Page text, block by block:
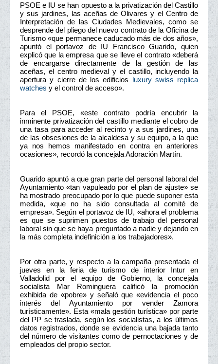
PSOE e IU se han opuesto a la privatización del Castillo
y sus jardines, las aceñas de Olivares y el Centro de
Interpretación de las Ciudades Medievales, como se
desprende del pliego del nuevo contrato de la Oficina de
Turismo «que permanece caducado más de dos años»,
apuntó el portavoz de IU Francisco Guarido, quien
explicó que la empresa que se lleve el contrato «deberá
de encargarse directamente de la gestión de las
aceñas, el centro medieval y el castillo, incluyendo la
apertura y cierre de los edificios luxury swiss replica
watches y el control de acceso».
Para el PSOE, «este contrato podría encubrir la
inminente privatización del castillo mediante el cobro de
una tasa para acceder al recinto y a sus jardines, una
de las obsesiones de la alcaldesa y su equipo, a la que
ya nos hemos manifestado en contra en anteriores
ocasiones», recordó la concejala Adoración Martín.
Guarido apuntó a que gran parte del personal laboral del
Ayuntamiento «tan vapuleado por el plan de ajuste» se
ha mostrado preocupado por lo que puede suponer esta
medida, «que no ha sido consultada al comité de
empresa». Según el portavoz de IU, «ahora el problema
es que se suprimen puestos de trabajo del personal
laboral sin que se haya preguntado a nadie y dejando en
la más completa indefinición a los trabajadores».
Por otra parte, y respecto a la campaña presentada el
jueves en la feria de turismo de interior Intur en
Valladolid por el equipo de Gobierno, la concejala
socialista Mar Rominguera calificó la promoción
exhibida de «pobre» y señaló que «evidencia el poco
interés del Ayuntamiento por vender Zamora
turísticamente». Esta «mala gestión turística» por parte
del PP se traslada, según los socialistas, a los últimos
datos registrados, donde se evidencia una bajada tanto
del número de visitantes como de pernoctaciones y de
empleados del propio sector.